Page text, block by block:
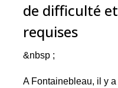
de difficulté
requises
&nbsp ;
A Fontainebleau, il y a